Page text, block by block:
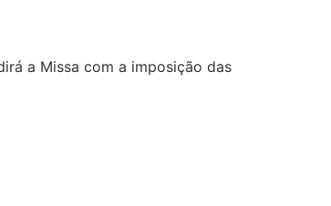
a Missa com a imposição das